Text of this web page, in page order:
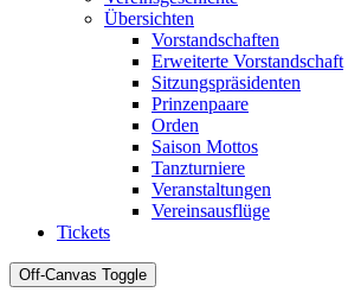
Übersichten
Vorstandschaften
Erweiterte Vorstandschaft
Sitzungspräsidenten
Prinzenpaare
Orden
Saison Mottos
Tanzturniere
Veranstaltungen
Vereinsausflüge
Tickets
Off-Canvas Toggle